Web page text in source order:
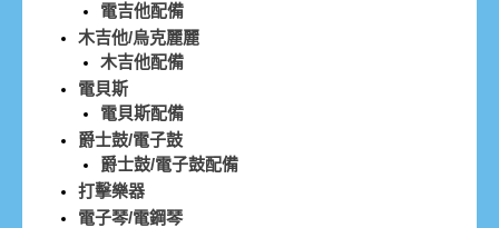
電吉他配備
木吉他/烏克麗麗
木吉他配備
電貝斯
電貝斯配備
爵士鼓/電子鼓
爵士鼓/電子鼓配備
打擊樂器
電子琴/電鋼琴